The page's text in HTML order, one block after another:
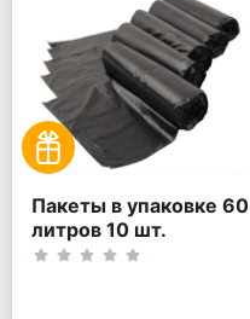
Пакеты в упаковке 60
литров 10 шт.
(10шт*5рул)